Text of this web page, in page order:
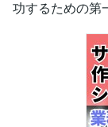
功するための第